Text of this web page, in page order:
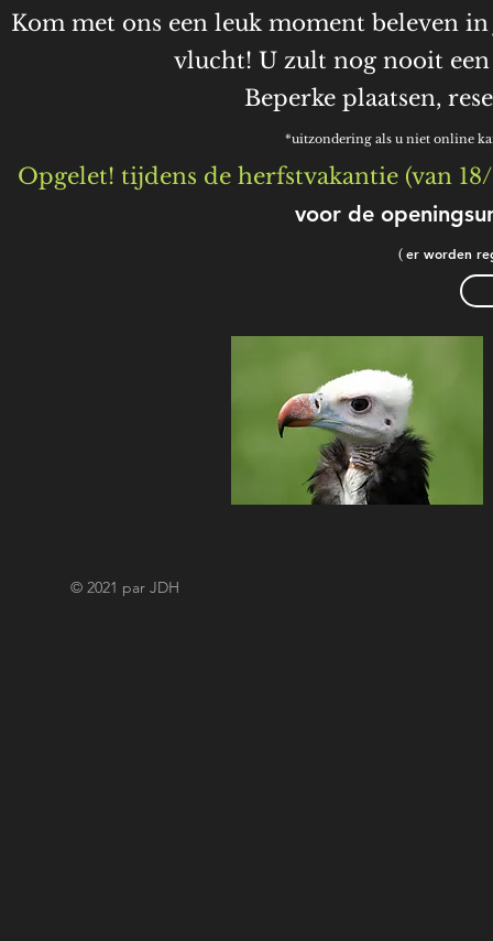
Kom met ons een leuk moment beleven
vlucht! U zult nog nooit
Beperke plaatsen,
*uitzondering als u niet online
Opgelet! tijdens de herfstvakantie (van
voor de
( er worden
© 2021 par JDH